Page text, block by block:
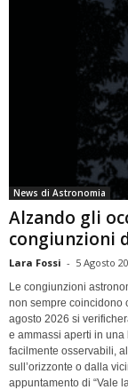
News di Astronomia
Alzando gli
congiunzioni
Lara Fossi - 5 Agosto
Le congiunzioni
non sempre coincidono
agosto 2026 si
e ammassi aperti in
facilmente osservabili,
sull’orizzonte o dalla
appuntamento di “Vale